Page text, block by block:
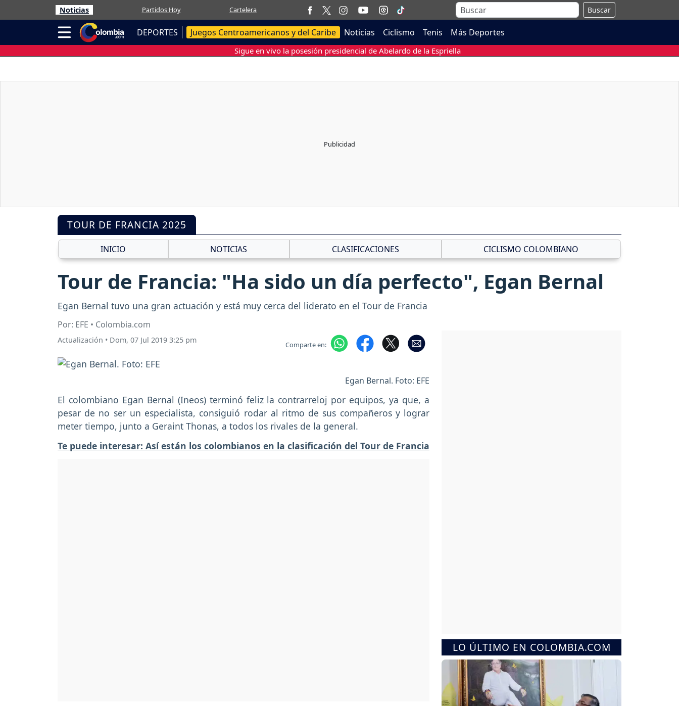
Noticias Partidos Hoy Cartelera Buscar
DEPORTES Juegos Centroamericanos y del Caribe Noticias Ciclismo Tenis Más Deportes
Sigue en vivo la posesión presidencial de Abelardo de la Espriella
TOUR DE FRANCIA 2025
INICIO NOTICIAS CLASIFICACIONES CICLISMO COLOMBIANO
Tour de Francia: "Ha sido un día perfecto", Egan Bernal
Egan Bernal tuvo una gran actuación y está muy cerca del liderato en el Tour de Francia
Por: EFE • Colombia.com
Actualización • Dom, 07 Jul 2019 3:25 pm Comparte en:
Egan Bernal. Foto: EFE
El colombiano Egan Bernal (Ineos) terminó feliz la contrarreloj por equipos, ya que, a
pesar de no ser un especialista, consiguió rodar al ritmo de sus compañeros y lograr
meter tiempo, junto a Geraint Thonas, a todos los rivales de la general.
Te puede interesar: Así están los colombianos en la clasificación del Tour de Francia
LO ÚLTIMO EN COLOMBIA.COM